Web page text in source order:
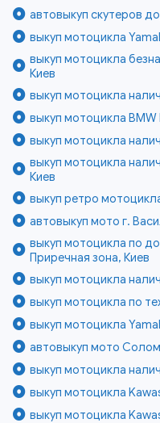
автовыкуп скутеров
выкуп мотоцикла
выкуп мотоцикла
Киев
выкуп мотоцикла
выкуп мотоцикла BMW
выкуп мотоцикла
выкуп мотоцикла
Киев
выкуп ретро
автовыкуп мото г.
выкуп мотоцикла по
Приречная зона, Киев
выкуп мотоцикла
выкуп мотоцикла по
выкуп мотоцикла
автовыкуп мото
выкуп мотоцикла
выкуп мотоцикла
выкуп мотоцикла